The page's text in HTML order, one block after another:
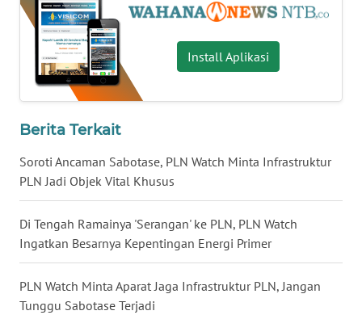
Install Aplikasi
Berita Terkait
Soroti Ancaman Sabotase, PLN Watch Minta Infrastruktur
PLN Jadi Objek Vital Khusus
Di Tengah Ramainya 'Serangan' ke PLN, PLN Watch
Ingatkan Besarnya Kepentingan Energi Primer
PLN Watch Minta Aparat Jaga Infrastruktur PLN, Jangan
Tunggu Sabotase Terjadi
WN
SULUT
WN
MALUKU
WN
MALUT
WN
TOBA